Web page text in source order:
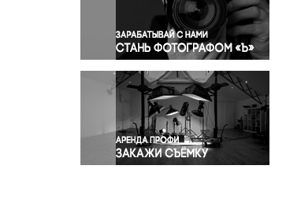
Правосудие
Происшествия и конфликты
Религия
Светская жизнь
Спорт
Экология
Экономика и бизнес